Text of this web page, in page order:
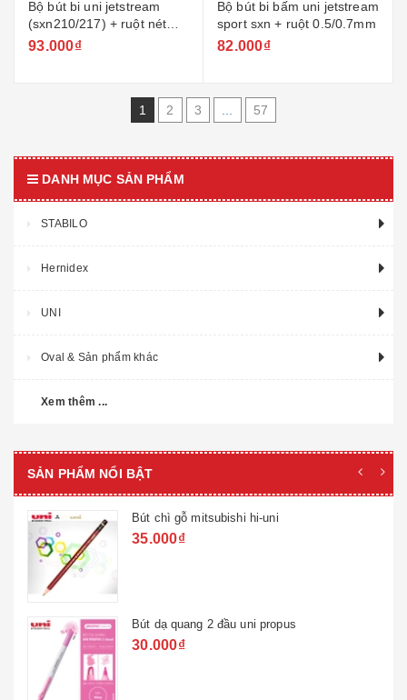
Bộ bút bi uni jetstream
(sxn210/217) + ruột nét
0/7/1.0mm
93.000₫
Bộ bút bi bấm uni jetstream
sport sxn + ruột 0.5/0.7mm
82.000₫
1 2 3 57
DANH MỤC SẢN PHẨM
STABILO
Hernidex
UNI
Oval & Sản phẩm khác
Xem thêm ...
SẢN PHẨM NỔI BẬT
Bút chì gỗ mitsubishi hi-uni
35.000₫
Bút dạ quang 2 đầu uni propus
30.000₫